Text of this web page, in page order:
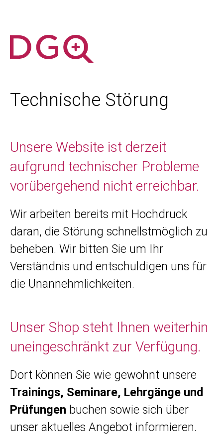
Technische Störung
Unsere Website ist derzeit
aufgrund technischer Probleme
vorübergehend nicht erreichbar.
Wir arbeiten bereits mit Hochdruck
daran, die Störung schnellstmöglich zu
beheben. Wir bitten Sie um Ihr
Verständnis und entschuldigen uns für
die Unannehmlichkeiten.
Unser Shop steht Ihnen weiterhin
uneingeschränkt zur Verfügung.
Dort können Sie wie gewohnt unsere
Trainings, Seminare, Lehrgänge und
Prüfungen buchen sowie sich über
unser aktuelles Angebot informieren.